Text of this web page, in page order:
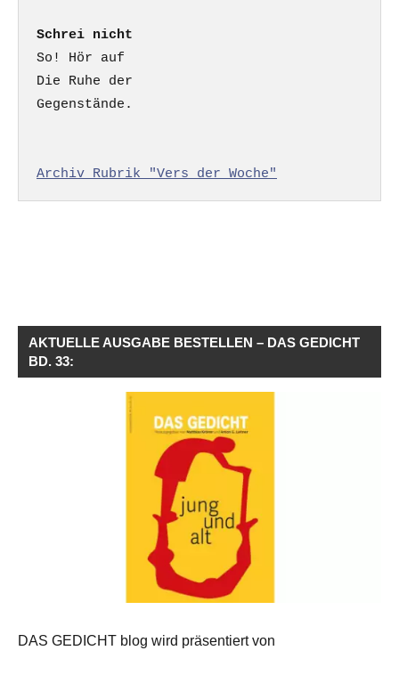
Schrei nicht
So! Hör auf
Die Ruhe der
Gegenstände.
Archiv Rubrik "Vers der Woche"
AKTUELLE AUSGABE BESTELLEN – DAS GEDICHT
BD. 33:
DAS GEDICHT blog wird präsentiert von